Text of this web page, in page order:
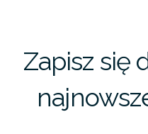
Zapisz się